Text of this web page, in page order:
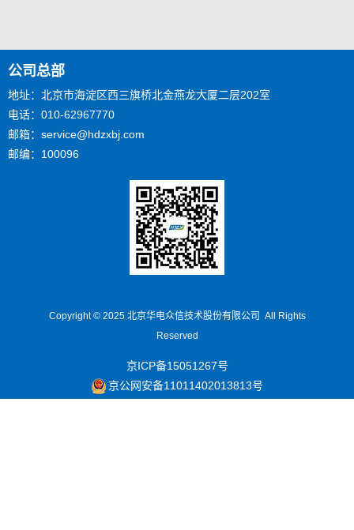
公司总部
地址：北京市海淀区西三旗桥北金燕龙大厦二层202室
电话：010-62967770
邮箱：service@hdzxbj.com
邮编：100096
Copyright © 2025 北京华电众信技术股份有限公司 All Rights
Reserved
京ICP备15051267号
京公网安备11011402013813号